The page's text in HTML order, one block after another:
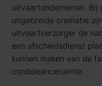
uitvaartondernemer. Bij
uitgebreide crematie
uitvaartverzorger de
een afscheidsdienst
kunnen maken van de
condoleanceruimte.